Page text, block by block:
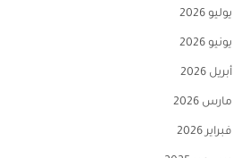
يوليو 2026
يونيو 2026
أبريل 2026
مارس 2026
فبراير 2026